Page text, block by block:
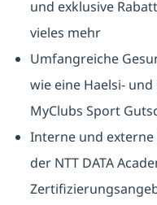
und exklusive
vieles mehr
Umfangreiche
wie eine Haelsi-
MyClubs Sport
Interne und
der NTT DATA